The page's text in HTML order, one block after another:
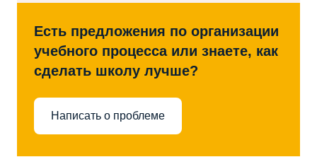
Есть предложения по организации
учебного процесса или знаете, как
сделать школу лучше?
Написать о проблеме